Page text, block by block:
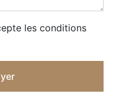
les conditions